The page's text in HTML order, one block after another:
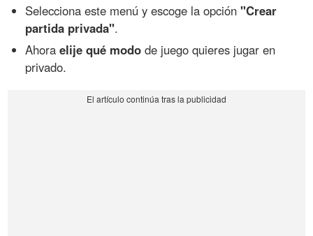
Selecciona este menú y escoge la opción"Crear
partida privada".
Ahoraelije qué modo de juego quieres jugar en
privado.